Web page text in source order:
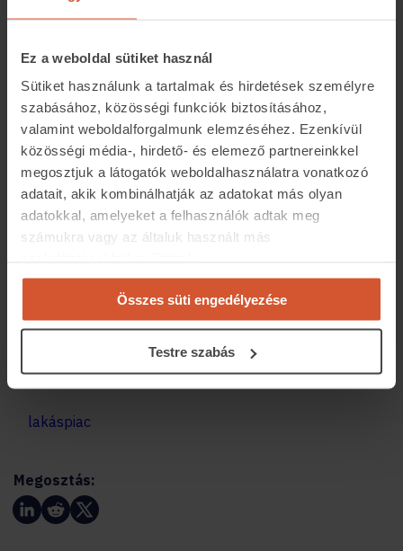
Ez a weboldal sütiket használ
Sütiket használunk a tartalmak és hirdetések személyre
szabásához, közösségi funkciók biztosításához,
valamint weboldalforgalmunk elemzéséhez. Ezenkívül
közösségi média-, hirdető- és elemező partnereinkkel
megosztjuk a látogatók weboldalhasználatra vonatkozó
adatait, akik kombinálhatják az adatokat más olyan
adatokkal, amelyeket a felhasználók adtak meg
számukra vagy az általuk használt más
Összes süti engedélyezése
Testre szabás
napról 82 napra csökkent az eladási idő, a családi
elkeltek az idei adatok szerint, míg ugyanez 2021-ben
több mint 166 nap alatt történhetett meg.
lakáspiac
Megosztás: